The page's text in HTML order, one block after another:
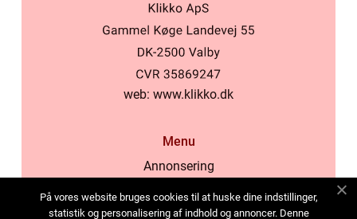
web: www.klikko.dk
Menu
Annonsering
Cookies
På vores website bruges cookies til at huske dine indstillinger,
statistik og personalisering af indhold og annoncer. Denne